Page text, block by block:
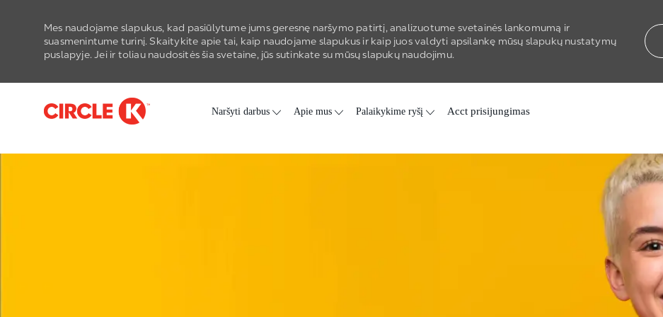
Mes naudojame slapukus, kad pasiūlytume jums geresnę naršymo patirtį, analizuotume svetainės lankomumą ir
suasmenintume turinį. Skaitykite apie tai, kaip naudojame slapukus ir kaip juos valdyti apsilankę mūsų slapukų nustatymų
puslapyje. Jei ir toliau naudositės šia svetaine, jūs sutinkate su mūsų slapukų naudojimu.
Naršyti darbus Apie mus Palaikykime ryšį Acct prisijungimas